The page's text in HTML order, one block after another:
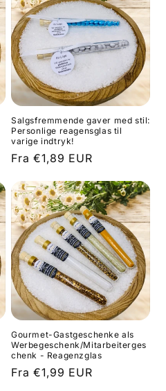
Salgsfremmende gaver med stil:
Personlige reagensglas til
varige indtryk!
Normalpris
Fra €1,89 EUR
Gourmet-Gastgeschenke als
Werbegeschenk/Mitarbeiterges
chenk - Reagenzglas
Normalpris
Fra €1,99 EUR